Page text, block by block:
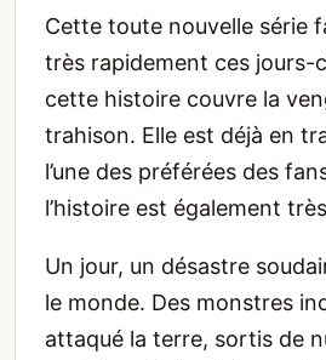
Cette toute nouvelle série
très rapidement ces jours-
cette histoire couvre la
trahison. Elle est déjà en
l’une des préférées des
l’histoire est également
Un jour, un désastre
le monde. Des monstres
attaqué la terre, sortis de